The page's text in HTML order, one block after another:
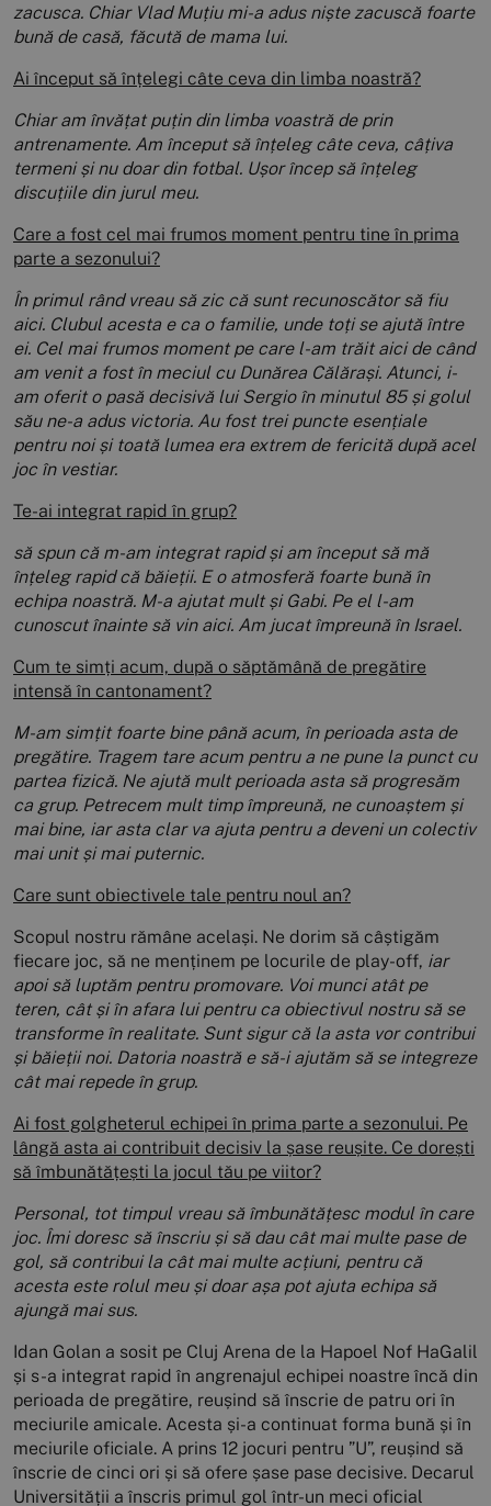
zacusca. Chiar Vlad Muțiu mi-a adus niște zacuscă foarte
bună de casă, făcută de mama lui.
Ai început să înțelegi câte ceva din limba noastră?
Chiar am învățat puțin din limba voastră de prin
antrenamente. Am început să înțeleg câte ceva, câțiva
termeni și nu doar din fotbal. Ușor încep să înțeleg
discuțiile din jurul meu.
Care a fost cel mai frumos moment pentru tine în prima
parte a sezonului?
În primul rând vreau să zic că sunt recunoscător să fiu
aici. Clubul acesta e ca o familie, unde toți se ajută între
ei. Cel mai frumos moment pe care l-am trăit aici de când
am venit a fost în meciul cu Dunărea Călărași. Atunci, i-
am oferit o pasă decisivă lui Sergio în minutul 85 și golul
său ne-a adus victoria. Au fost trei puncte esențiale
pentru noi și toată lumea era extrem de fericită după acel
joc în vestiar.
Te-ai integrat rapid în grup?
să spun că m-am integrat rapid și am început să mă
înțeleg rapid că băieții. E o atmosferă foarte bună în
echipa noastră. M-a ajutat mult și Gabi. Pe el l-am
cunoscut înainte să vin aici. Am jucat împreună în Israel.
Cum te simți acum, după o săptămână de pregătire
intensă în cantonament?
M-am simțit foarte bine până acum, în perioada asta de
pregătire. Tragem tare acum pentru a ne pune la punct cu
partea fizică. Ne ajută mult perioada asta să progresăm
ca grup. Petrecem mult timp împreună, ne cunoaștem și
mai bine, iar asta clar va ajuta pentru a deveni un colectiv
mai unit și mai puternic.
Care sunt obiectivele tale pentru noul an?
Scopul nostru rămâne același. Ne dorim să câștigăm
fiecare joc, să ne menținem pe locurile de play-off, iar
apoi să luptăm pentru promovare. Voi munci atât pe
teren, cât și în afara lui pentru ca obiectivul nostru să se
transforme în realitate. Sunt sigur că la asta vor contribui
și băieții noi. Datoria noastră e să-i ajutăm să se integreze
cât mai repede în grup.
Ai fost golgheterul echipei în prima parte a sezonului. Pe
lângă asta ai contribuit decisiv la șase reușite. Ce dorești
să îmbunătățești la jocul tău pe viitor?
Personal, tot timpul vreau să îmbunătățesc modul în care
joc. Îmi doresc să înscriu și să dau cât mai multe pase de
gol, să contribui la cât mai multe acțiuni, pentru că
acesta este rolul meu și doar așa pot ajuta echipa să
ajungă mai sus.
Idan Golan a sosit pe Cluj Arena de la Hapoel Nof HaGalil
și s-a integrat rapid în angrenajul echipei noastre încă din
perioada de pregătire, reușind să înscrie de patru ori în
meciurile amicale. Acesta și-a continuat forma bună și în
meciurile oficiale. A prins 12 jocuri pentru ”U”, reușind să
înscrie de cinci ori și să ofere șase pase decisive. Decarul
Universității a înscris primul gol într-un meci oficial